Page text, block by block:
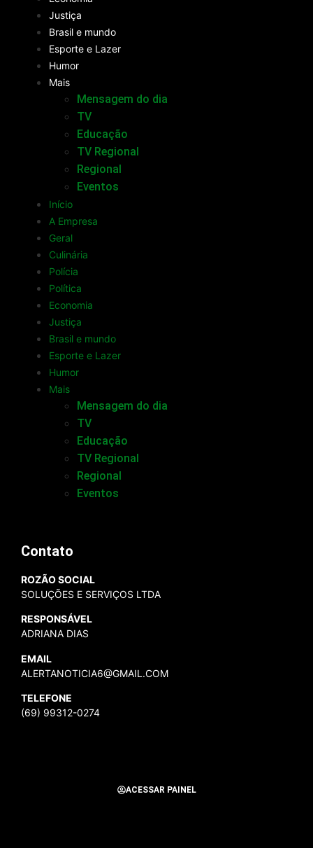
Justiça
Brasil e mundo
Esporte e Lazer
Humor
Mais
Mensagem do dia
TV
Educação
TV Regional
Regional
Eventos
Início
A Empresa
Geral
Culinária
Polícia
Política
Economia
Justiça
Brasil e mundo
Esporte e Lazer
Humor
Mais
Mensagem do dia
TV
Educação
TV Regional
Regional
Eventos
Contato
ROZÃO SOCIAL
SOLUÇÕES E SERVIÇOS LTDA
RESPONSÁVEL
ADRIANA DIAS
EMAIL
ALERTANOTICIA6@GMAIL.COM
TELEFONE
(69) 99312-0274
ACESSAR PAINEL